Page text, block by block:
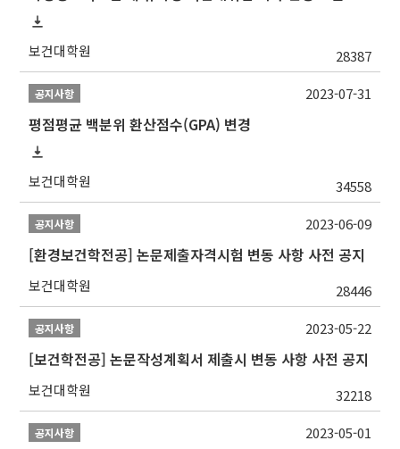
보건대학원 28387
공지사항
평점평균 백분위 환산점수(GPA) 변경
보건대학원 34558
2023-07-31
공지사항
[환경보건학전공] 논문제출자격시험 변동 사항 사전 공지
보건대학원 28446
2023-06-09
공지사항
[보건학전공] 논문작성계획서 제출시 변동 사항 사전 공지
보건대학원 32218
2023-05-22
공지사항 2023-05-01